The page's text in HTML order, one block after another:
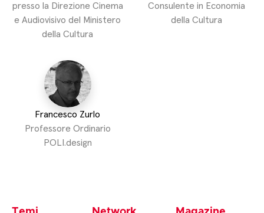
presso la Direzione Cinema
e Audiovisivo del Ministero
della Cultura
Consulente in Economia
della Cultura
Francesco Zurlo
Professore Ordinario
POLI.design